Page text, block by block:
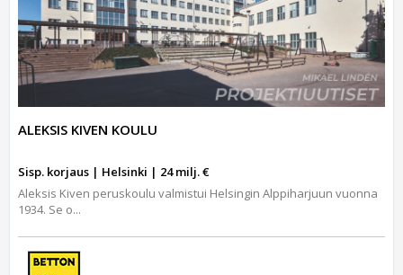
ALEKSIS KIVEN KOULU
Sisp. korjaus | Helsinki | 24 milj. €
Aleksis Kiven peruskoulu valmistui Helsingin Alppiharjuun vuonna
1934. Se o...